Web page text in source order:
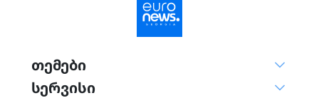
თემები
სერვისი